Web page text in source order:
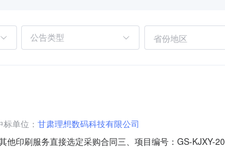
省份地区
标单位： 甘肃理想数码科技有限公司
印刷服务直接选定采购合同三、项目编号：GS-KJXY-